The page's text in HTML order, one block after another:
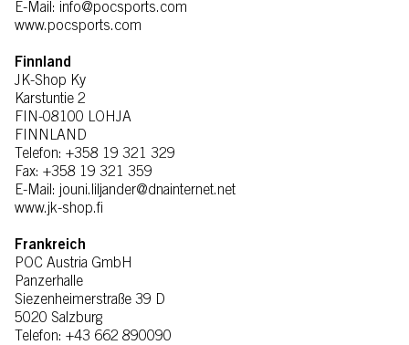
E-Mail: info@pocsports.com
www.pocsports.com
Finnland
JK-Shop Ky
Karstuntie 2
FIN-08100 LOHJA
FINNLAND
Telefon: +358 19 321 329
Fax: +358 19 321 359
E-Mail: jouni.liljander@dnainternet.net
www.jk-shop.fi
Frankreich
POC Austria GmbH
Panzerhalle
Siezenheimerstraße 39 D
5020 Salzburg
Telefon: +43 662 890090